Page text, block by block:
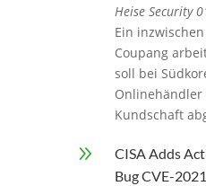
Heise Security
Ein
Coupang
soll bei
Onlinehändler
Kundschaft
9
CISA Adds
Bug CVE-